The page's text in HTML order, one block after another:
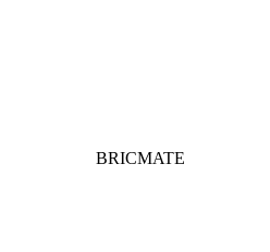
BRICMATE